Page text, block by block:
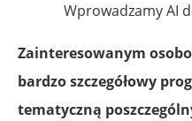
Wprowadzamy AI
Zainteresowanym
bardzo szczegółowy
tematyczną